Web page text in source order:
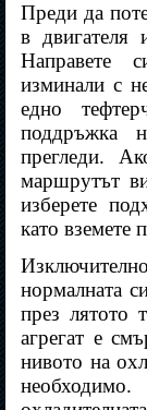
Преди да
в
Направете
изминали с
едно
поддръжка
прегледи.
маршрутът
изберете
като вземете
нормалната
през лятото
агрегат е
нивото на